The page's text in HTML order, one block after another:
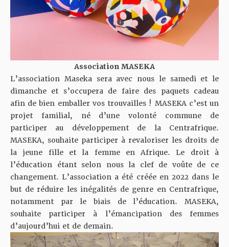
Association MASEKA
L’association Maseka sera avec nous le samedi et le
dimanche et s’occupera de faire des paquets cadeau
afin de bien emballer vos trouvailles ! MASEKA c’est un
projet familial, né d’une volonté commune de
participer au développement de la Centrafrique.
MASEKA, souhaite participer à revaloriser les droits de
la jeune fille et la femme en Afrique. Le droit à
l’éducation étant selon nous la clef de voûte de ce
changement. L’association a été créée en 2022 dans le
but de réduire les inégalités de genre en Centrafrique,
notamment par le biais de l’éducation. MASEKA,
souhaite participer à l’émancipation des femmes
d’aujourd’hui et de demain.